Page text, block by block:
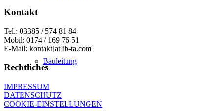
Bauleitung
Kontakt
Tel.: 03385 / 574 81 84
Mobil: 0174 / 169 76 51
E-Mail: kontakt[at]ib-ta.com
Rechtliches
IMPRESSUM
DATENSCHUTZ
COOKIE-EINSTELLUNGEN